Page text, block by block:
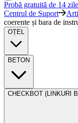
Probă gratuită de 14 zile
Centrul de Suport
coerente și bara de
OȚEL
BETON
CHECKBOT (LINKURI